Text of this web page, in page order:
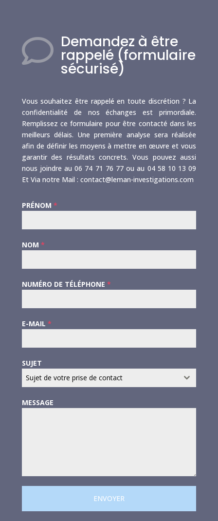
 Demandez à être
rappelé (formulaire
sécurisé)
Vous souhaitez être rappelé en toute discrétion ? La
confidentialité de nos échanges est primordiale.
Remplissez ce formulaire pour être contacté dans les
meilleurs délais. Une première analyse sera réalisée
afin de définir les moyens à mettre en œuvre et vous
garantir des résultats concrets. Vous pouvez aussi
nous joindre au 06 74 71 76 77 ou au 04 58 10 13 09
Et Via notre Mail : contact@leman-investigations.com
PRÉNOM *
NOM *
NUMÉRO DE TÉLÉPHONE *
E-MAIL *
SUJET
Sujet de votre prise de contact
MESSAGE
ENVOYER